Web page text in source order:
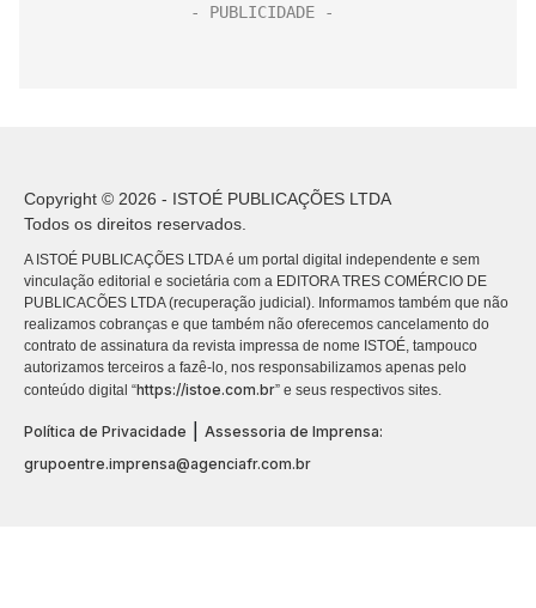
Copyright © 2026 - ISTOÉ PUBLICAÇÕES LTDA
Todos os direitos reservados.
A ISTOÉ PUBLICAÇÕES LTDA é um portal digital independente e sem
vinculação editorial e societária com a EDITORA TRES COMÉRCIO DE
PUBLICACÕES LTDA (recuperação judicial). Informamos também que não
realizamos cobranças e que também não oferecemos cancelamento do
contrato de assinatura da revista impressa de nome ISTOÉ, tampouco
autorizamos terceiros a fazê-lo, nos responsabilizamos apenas pelo
conteúdo digital “https://istoe.com.br” e seus respectivos sites.
Política de Privacidade
Assessoria de Imprensa:
grupoentre.imprensa@agenciafr.com.br